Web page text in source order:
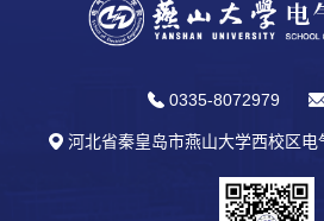
0335-8072979
河北省秦皇岛市燕山大学西校区